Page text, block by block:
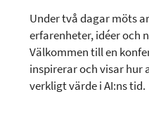
Under två dagar möts
erfarenheter, idéer och
Välkommen till en
inspirerar och visar hur
verkligt värde i AI:ns tid.